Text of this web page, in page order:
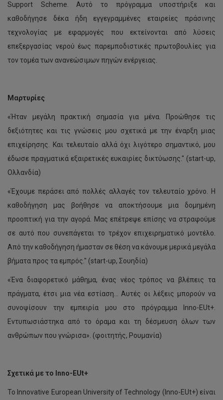
Support Scheme. Αυτό το πρόγραμμα υποστήριξε και
καθοδήγησε δέκα ήδη εγγεγραμμένες εταιρείες πράσινης
τεχνολογίας με εφαρμογές που εκτείνονται από λύσεις
επεξεργασίας νερού έως παρεμποδιστικές πρωτοβουλίες για
τον τομέα των ανανεώσιμων πηγών ενέργειας.
Μαρτυρίες
«Ήταν μεγάλη πρακτική σημασία για μένα. Προώθησε τις
δεξιότητες και τις γνώσεις μου σχετικά με την έναρξη μιας
επιχείρησης. Και τελευταίο αλλά όχι λιγότερο σημαντικό, μου
έδωσε πραγματικά εξαιρετικές ευκαιρίες δικτύωσης." (start-up,
Ολλανδία)
«Έχουμε περάσει από πολλές αλλαγές τον τελευταίο χρόνο. Η
καθοδήγηση μας βοήθησε να αποκτήσουμε μια δομημένη
προοπτική για την αγορά. Μας επέτρεψε επίσης να στραφούμε
σε αυτό που συνεπάγεται το τρέχον επιχειρηματικό μοντέλο.
Από την καθοδήγηση ήμασταν σε θέση να κάνουμε μερικά μεγάλα
βήματα προς τα εμπρός." (start-up, Σουηδία)
«Ένα διαφορετικό μάθημα, ένας νέος τρόπος να βλέπεις τα
πράγματα, έτσι μια νέα εστίαση... Αυτές οι λέξεις μπορούν να
συνοψίσουν την εμπειρία μου στο πρόγραμμα Inno-EUt+.
Εντυπωσιάστηκα από το όραμα και τη δέσμευση όλων των
ανθρώπων που γνώρισα». (φοιτητής, Ρουμανία)
Σχετικά με το Inno-EUt+
Το Innovative European University of Technology (Inno-EUt+) είναι